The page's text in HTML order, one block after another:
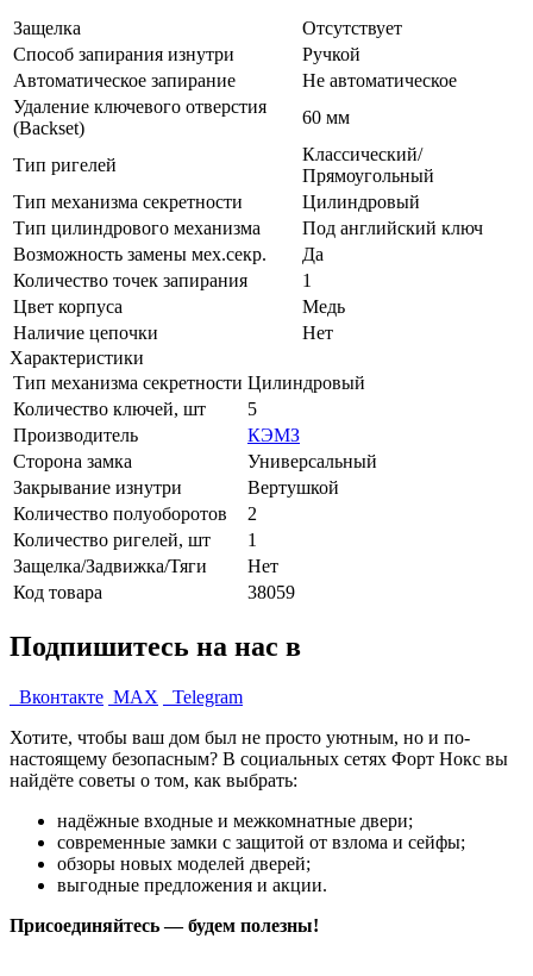
Защелка
Отсутствует
Способ запирания изнутри
Ручкой
Автоматическое запирание
Не автоматическое
Удаление ключевого отверстия
(Backset)
60 мм
Тип ригелей
Классический/
Прямоугольный
Тип механизма секретности
Цилиндровый
Тип цилиндрового механизма
Под английский ключ
Возможность замены мех.секр.
Да
Количество точек запирания
1
Цвет корпуса
Медь
Наличие цепочки
Нет
Характеристики
Тип механизма секретности Цилиндровый
Количество ключей, шт
5
Производитель
КЭМЗ
Сторона замка
Универсальный
Закрывание изнутри
Вертушкой
Количество полуоборотов
2
Количество ригелей, шт
1
Защелка/Задвижка/Тяги
Нет
Код товара
38059
Подпишитесь на нас в
Вконтакте MAX
Telegram
Хотите, чтобы ваш дом был не просто уютным, но и по-
настоящему безопасным? В социальных сетях Форт Нокс вы
найдёте советы о том, как выбрать:
надёжные входные и межкомнатные двери;
современные замки с защитой от взлома и сейфы;
обзоры новых моделей дверей;
выгодные предложения и акции.
Присоединяйтесь — будем полезны!